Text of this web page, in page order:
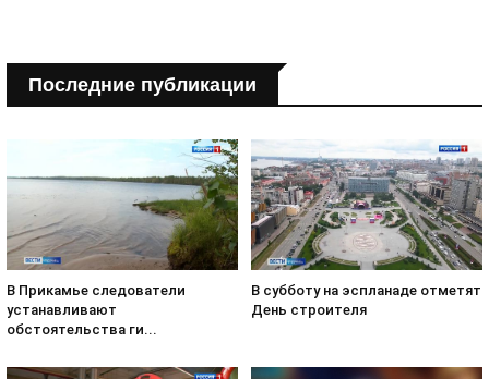
Последние публикации
В Прикамье следователи
устанавливают
обстоятельства ги...
В субботу на эспланаде отметят
День строителя